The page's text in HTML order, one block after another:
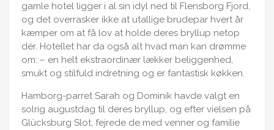
gamle hotel ligger i al sin idyl ned til Flensborg Fjord,
og det overrasker ikke at utallige brudepar hvert år
kæmper om at få lov at holde deres bryllup netop
dér. Hotellet har da også alt hvad man kan drømme
om: – en helt ekstraordinær lækker beliggenhed,
smukt og stilfuld indretning og er fantastisk køkken.
Hamborg-parret Sarah og Dominik havde valgt en
solrig augustdag til deres bryllup, og efter vielsen på
Glücksburg Slot, fejrede de med venner og familie